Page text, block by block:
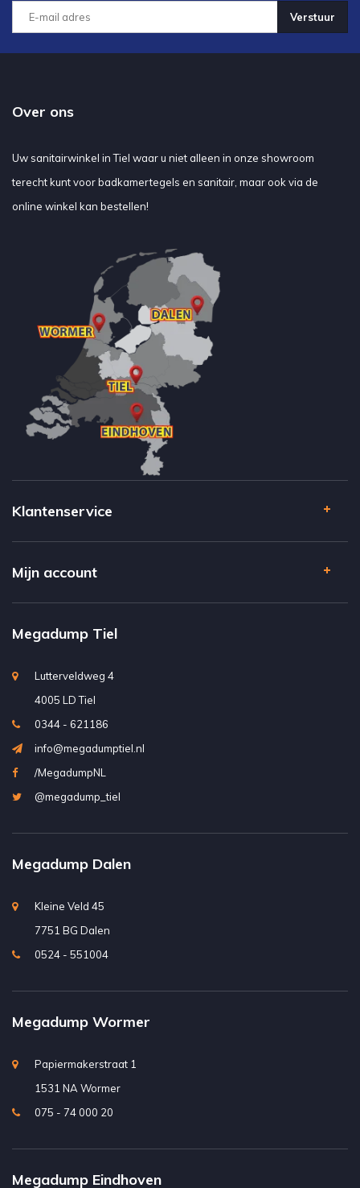
Verstuur
Over ons
Uw sanitairwinkel in Tiel waar u niet alleen in onze showroom
terecht kunt voor badkamertegels en sanitair, maar ook via de
online winkel kan bestellen!
Klantenservice
Mijn account
Megadump Tiel
Lutterveldweg 4
4005 LD Tiel
0344 - 621186
info@megadumptiel.nl
/MegadumpNL
@megadump_tiel
Megadump Dalen
Kleine Veld 45
7751 BG Dalen
0524 - 551004
Megadump Wormer
Papiermakerstraat 1
1531 NA Wormer
075 - 74 000 20
Megadump Eindhoven